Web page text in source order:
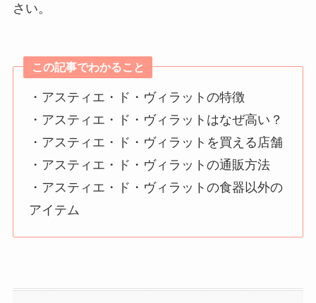
さい。
この記事でわかること
・アスティエ・ド・ヴィラットの特徴
・アスティエ・ド・ヴィラットはなぜ高い？
・アスティエ・ド・ヴィラットを買える店舗
・アスティエ・ド・ヴィラットの通販方法
・アスティエ・ド・ヴィラットの食器以外の
アイテム